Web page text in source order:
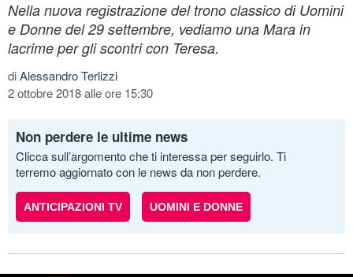
Nella nuova registrazione del trono classico di Uomini
e Donne del 29 settembre, vediamo una Mara in
lacrime per gli scontri con Teresa.
diAlessandro Terlizzi
2 ottobre 2018 alle ore 15:30
Non perdere le ultime news
Clicca sull’argomento che ti interessa per seguirlo. Ti
terremo aggiornato con le news da non perdere.
ANTICIPAZIONI TV UOMINI E DONNE